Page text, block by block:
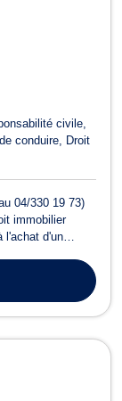
civile
conduire
Droit
04/330 19 73)
immobilier
l'achat d'un
de liquidation